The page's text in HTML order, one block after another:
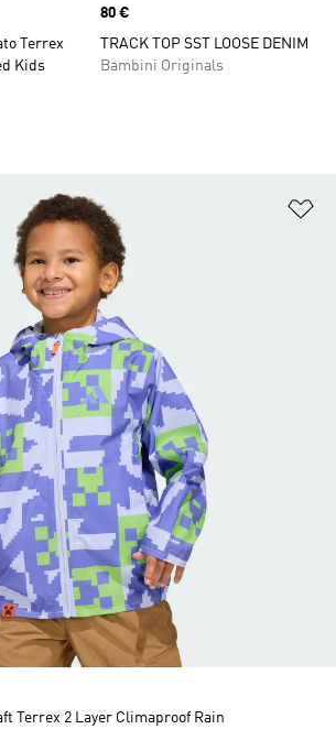
Terrex
Kids
Price
80 €
TRACK TOP SST LOOSE DENIM
Bambini Originals
Terrex 2 Layer Climaproof Rain